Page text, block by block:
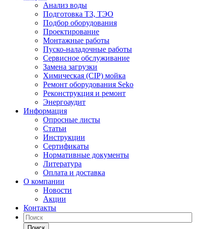
Анализ воды
Подготовка ТЗ, ТЭО
Подбор оборудования
Проектирование
Монтажные работы
Пуско-наладочные работы
Сервисное обслуживание
Замена загрузки
Химическая (CIP) мойка
Ремонт оборудования Seko
Реконструкция и ремонт
Энергоаудит
Информация
Опросные листы
Статьи
Инструкции
Сертификаты
Нормативные документы
Литература
Оплата и доставка
О компании
Новости
Акции
Контакты